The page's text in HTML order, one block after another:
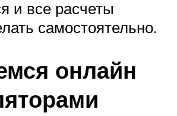
и все расчеты
самостоятельно.
онлайн